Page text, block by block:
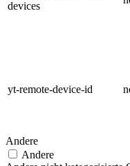
devices
yt-remote-device-id
Andere
Andere